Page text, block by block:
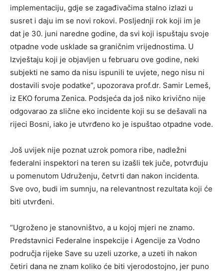
implementaciju, gdje se zagađivačima stalno izlazi u
susret i daju im se novi rokovi. Posljednji rok koji im je
dat je 30. juni naredne godine, da svi koji ispuštaju svoje
otpadne vode usklade sa graničnim vrijednostima. U
Izvještaju koji je objavljen u februaru ove godine, neki
subjekti ne samo da nisu ispunili te uvjete, nego nisu ni
dostavili svoje podatke”, upozorava prof.dr. Samir Lemeš,
iz EKO foruma Zenica. Podsjeća da još niko krivično nije
odgovarao za slične eko incidente koji su se dešavali na
rijeci Bosni, iako je utvrđeno ko je ispuštao otpadne vode.
Još uvijek nije poznat uzrok pomora ribe, nadležni
federalni inspektori na teren su izašli tek juče, potvrđuju
u pomenutom Udruženju, četvrti dan nakon incidenta.
Sve ovo, budi im sumnju, na relevantnost rezultata koji će
biti utvrđeni.
“Ugroženo je stanovništvo, a u kojoj mjeri ne znamo.
Predstavnici Federalne inspekcije i Agencije za Vodno
područja rijeke Save su uzeli uzorke, a uzeti ih nakon
četiri dana ne znam koliko će biti vjerodostojno, jer puno